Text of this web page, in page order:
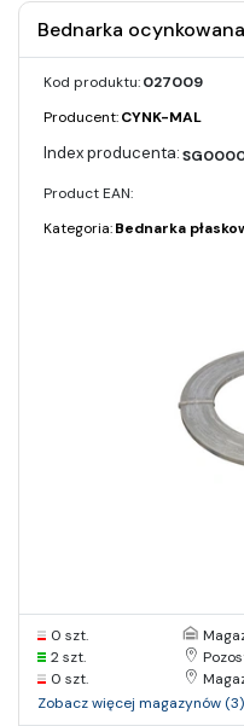
Bednarka
Kod produktu:027009
Producent:CYNK-MAL
Product EAN:
Kategoria:Bednarka
0 szt.
2 szt.
0 szt.
Zobacz więcej magazynów (3)